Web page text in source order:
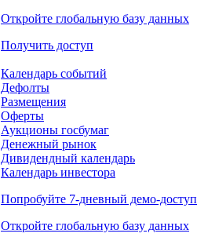
Откройте глобальную базу данных
Получить доступ
Календарь событий
Дефолты
Размещения
Оферты
Аукционы госбумаг
Денежный рынок
Дивидендный календарь
Календарь инвестора
Попробуйте 7-дневный демо-доступ
Откройте глобальную базу данных